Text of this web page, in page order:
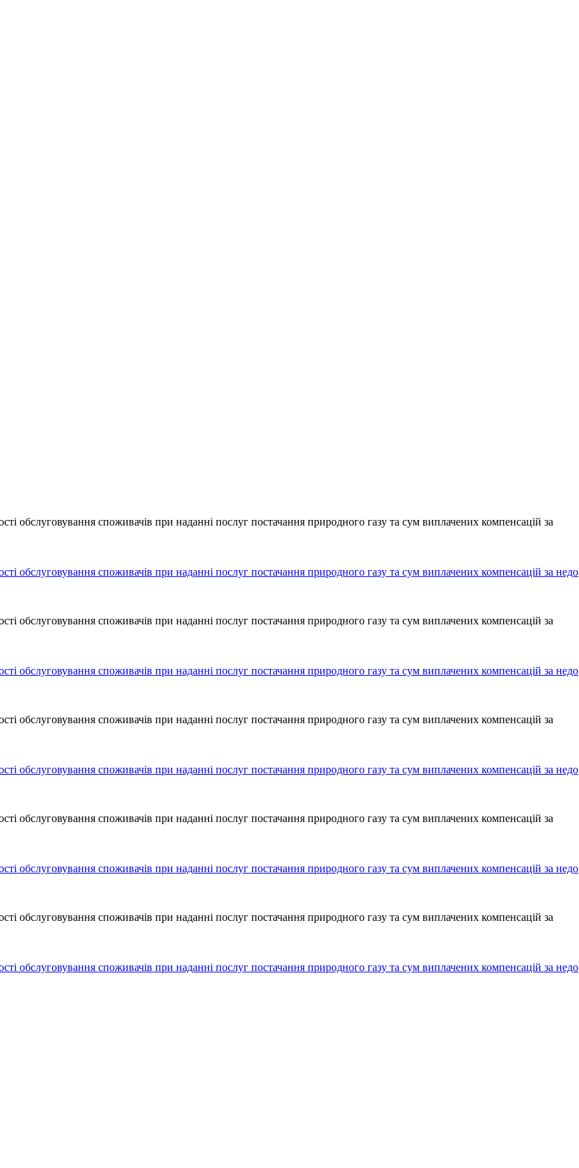
обслуговування споживачів при наданні послуг постачання природного газу та сум виплачених компенсацій за
обслуговування споживачів при наданні послуг постачання природного газу та сум виплачених компенсацій за недо
обслуговування споживачів при наданні послуг постачання природного газу та сум виплачених компенсацій за
обслуговування споживачів при наданні послуг постачання природного газу та сум виплачених компенсацій за недо
обслуговування споживачів при наданні послуг постачання природного газу та сум виплачених компенсацій за
обслуговування споживачів при наданні послуг постачання природного газу та сум виплачених компенсацій за недо
обслуговування споживачів при наданні послуг постачання природного газу та сум виплачених компенсацій за
обслуговування споживачів при наданні послуг постачання природного газу та сум виплачених компенсацій за недо
обслуговування споживачів при наданні послуг постачання природного газу та сум виплачених компенсацій за
обслуговування споживачів при наданні послуг постачання природного газу та сум виплачених компенсацій за недо